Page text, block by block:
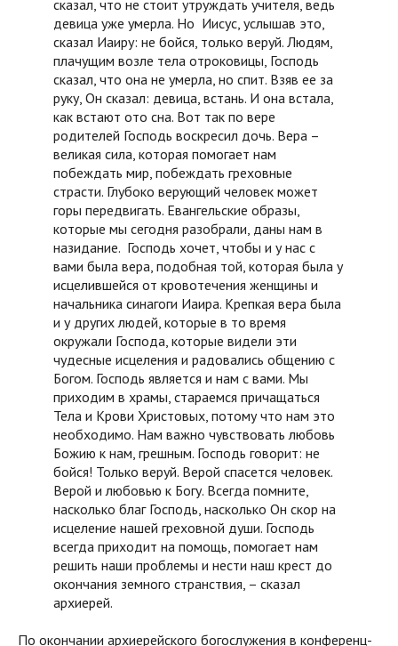
сказал, что не стоит утруждать учителя, ведь
девица уже умерла. Но Иисус, услышав это,
сказал Иаиру: не бойся, только веруй. Людям,
плачущим возле тела отроковицы, Господь
сказал, что она не умерла, но спит. Взяв ее за
руку, Он сказал: девица, встань. И она встала,
как встают ото сна. Вот так по вере
родителей Господь воскресил дочь. Вера –
великая сила, которая помогает нам
побеждать мир, побеждать греховные
страсти. Глубоко верующий человек может
горы передвигать. Евангельские образы,
которые мы сегодня разобрали, даны нам в
назидание. Господь хочет, чтобы и у нас с
вами была вера, подобная той, которая была у
исцелившейся от кровотечения женщины и
начальника синагоги Иаира. Крепкая вера была
и у других людей, которые в то время
окружали Господа, которые видели эти
чудесные исцеления и радовались общению с
Богом. Господь является и нам с вами. Мы
приходим в храмы, стараемся причащаться
Тела и Крови Христовых, потому что нам это
необходимо. Нам важно чувствовать любовь
Божию к нам, грешным. Господь говорит: не
бойся! Только веруй. Верой спасется человек.
Верой и любовью к Богу. Всегда помните,
насколько благ Господь, насколько Он скор на
исцеление нашей греховной души. Господь
всегда приходит на помощь, помогает нам
решить наши проблемы и нести наш крест до
окончания земного странствия, – сказал
архиерей.
По окончании архиерейского богослужения в конференц-